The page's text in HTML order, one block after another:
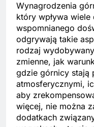
Wynagrodzenia
który wpływa
wspomnianego
odgrywają takie
rodzaj
zmienne, jak
gdzie górnicy stają
atmosferycznymi,
aby
więcej, nie można
dodatkach